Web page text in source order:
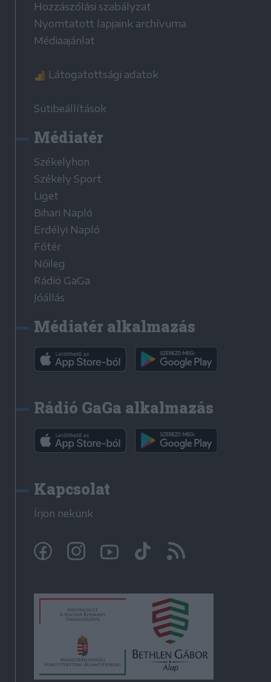
Hozzászólási szabályzat
Nyomtatott lapjaink archívuma
Médiaajánlat
Látogatottsági adatok
Sütibeállítások
Médiatér
Székelyhon
Székely Sport
Liget
Bihari Napló
Erdélyi Napló
Főtér
Nőileg
Rádió GaGa
Jóállás
Médiatér alkalmazás
Rádió GaGa alkalmazás
Kapcsolat
Írjon nekünk